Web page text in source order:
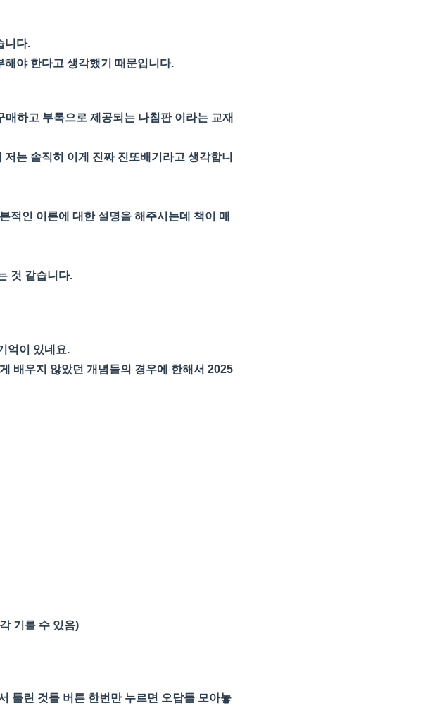
니다.
야 한다고 생각했기 때문입니다.
하고 부록으로 제공되는 나침판 이라는 교재
는 솔직히 이게 진짜 진또배기라고 생각합니
적인 이론에 대한 설명을 해주시는데 책이 매
것 같습니다.
억이 있네요.
배우지 않았던 개념들의 경우에 한해서 2025
기를 수 있음)
틀린 것들 버튼 한번만 누르면 오답들 모아놓